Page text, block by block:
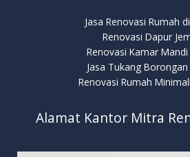
Jasa Renovasi Rumah
Renovasi Dapur
Renovasi Kamar Mandi
Jasa Tukang Borongan
Renovasi Rumah
Alamat Kantor Mitra